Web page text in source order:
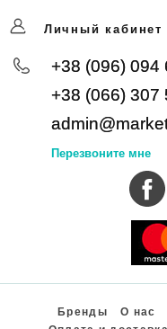
Личный кабинет
+38 (096) 094
+38 (066) 307
Перезвоните мне
Бренды О нас